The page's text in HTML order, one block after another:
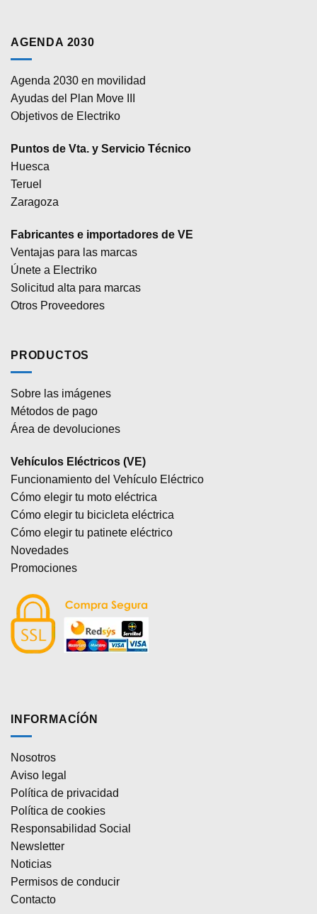
AGENDA 2030
Agenda 2030 en movilidad
Ayudas del Plan Move III
Objetivos de Electriko
Puntos de Vta. y Servicio Técnico
Huesca
Teruel
Zaragoza
Fabricantes e importadores de VE
Ventajas para las marcas
Únete a Electriko
Solicitud alta para marcas
Otros Proveedores
PRODUCTOS
Sobre las imágenes
Métodos de pago
Área de devoluciones
Vehículos Eléctricos (VE)
Funcionamiento del Vehículo Eléctrico
Cómo elegir tu moto eléctrica
Cómo elegir tu bicicleta eléctrica
Cómo elegir tu patinete eléctrico
Novedades
Promociones
INFORMACÍÓN
Nosotros
Aviso legal
Política de privacidad
Política de cookies
Responsabilidad Social
Newsletter
Noticias
Permisos de conducir
Contacto